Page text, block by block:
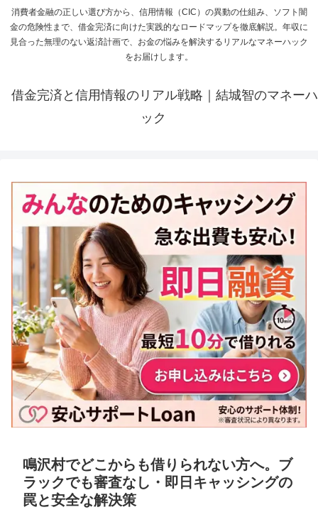
消費者金融の正しい選び方から、信用情報（CIC）の異動の仕組み、ソフト闇
金の危険性まで、借金完済に向けた実践的なロードマップを徹底解説。年収に
見合った無理のない返済計画で、お金の悩みを解決するリアルなマネーハック
をお届けします。
借金完済と信用情報のリアル戦略｜結城智のマネーハ
ック
鳴沢村でどこからも借りられない方へ。ブ
ラックでも審査なし・即日キャッシングの
罠と安全な解決策